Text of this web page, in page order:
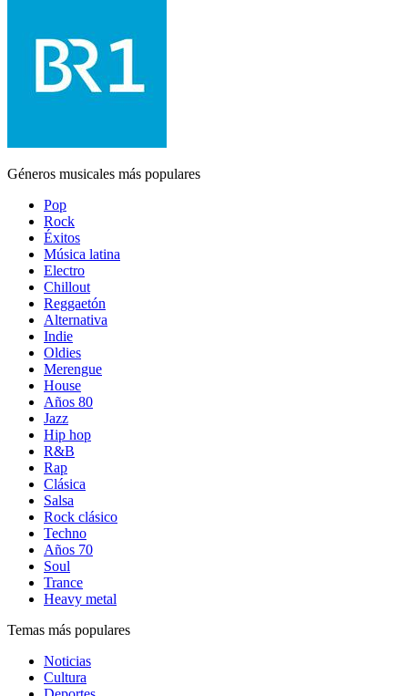
Géneros musicales más populares
Pop
Rock
Éxitos
Música latina
Electro
Chillout
Reggaetón
Alternativa
Indie
Oldies
Merengue
House
Años 80
Jazz
Hip hop
R&B
Rap
Clásica
Salsa
Rock clásico
Techno
Años 70
Soul
Trance
Heavy metal
Temas más populares
Noticias
Cultura